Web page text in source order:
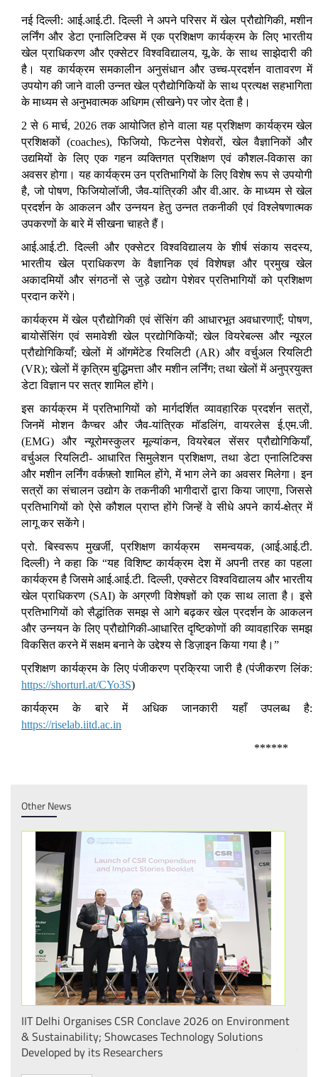
नई दिल्ली: आई.आई.टी. दिल्ली ने अपने परिसर में खेल प्रौद्योगिकी,मशीन
लर्निंग और डेटा एनालिटिक्स में एक प्रशिक्षण कार्यक्रम के लिए भारतीय
खेल प्राधिकरण और एक्सेटर विश्वविद्यालय,यू.के. के साथ साझेदारी की
है। यह कार्यक्रम समकालीन अनुसंधान और उच्च-प्रदर्शन वातावरण में
उपयोग की जाने वाली उन्नत खेल प्रौद्योगिकियों के साथ प्रत्यक्ष सहभागिता
के माध्यम से अनुभवात्मकअधिगम (सीखने)पर जोर देता है।
2 से 6 मार्च, 2026 तक आयोजित होने वाला यह प्रशिक्षण कार्यक्रम खेल
प्रशिक्षकों (coaches), फिजियो, फिटनेस पेशेवरों, खेल वैज्ञानिकों और
उद्यमियों के लिए एक गहन व्यक्तिगत प्रशिक्षण एवं कौशल-विकास का
अवसर होगा। यह कार्यक्रम उन प्रतिभागियों के लिए विशेष रूप से उपयोगी
है, जो पोषण, फिजियोलॉजी, जैव-यांत्रिकी और वी.आर. के माध्यम से खेल
प्रदर्शन के आकलन और उन्नयन हेतु उन्नत तकनीकी एवं विश्लेषणात्मक
उपकरणों के बारे में सीखना चाहते हैं।
आई.आई.टी. दिल्ली और एक्सेटर विश्वविद्यालय के शीर्ष संकाय सदस्य,
भारतीय खेल प्राधिकरण के वैज्ञानिक एवं विशेषज्ञ और प्रमुख खेल
अकादमियों और संगठनों से जुड़े उद्योग पेशेवर प्रतिभागियों को प्रशिक्षण
प्रदान करेंगे।
कार्यक्रम में खेल प्रौद्योगिकी एवं सेंसिंग की आधारभूत अवधारणाएँ; पोषण,
बायोसेंसिंग एवं समावेशी खेल प्रद्योगिकियों; खेल वियरेबल्स और न्यूरल
प्रौद्योगिकियाँ; खेलों में ऑगमेंटेड रियलिटी (AR) और वर्चुअल रियलिटी
(VR); खेलों में कृत्रिम बुद्धिमत्ता और मशीन लर्निंग; तथा खेलों में अनुप्रयुक्त
डेटा विज्ञान पर सत्र शामिल होंगे।
इस कार्यक्रम में प्रतिभागियों को मार्गदर्शित व्यावहारिक प्रदर्शन सत्रों,
जिनमें मोशन कैप्चर और जैव-यांत्रिक मॉडलिंग, वायरलेस ई.एम.जी.
(EMG) और न्यूरोमस्कुलर मूल्यांकन, वियरेबल सेंसर प्रौद्योगिकियाँ,
वर्चुअल रियलिटी- आधारित सिमुलेशन प्रशिक्षण, तथा डेटा एनालिटिक्स
और मशीन लर्निंग वर्कफ़्लो शामिल होंगे, में भाग लेने का अवसर मिलेगा। इन
सत्रों का संचालन उद्योग के तकनीकी भागीदारों द्वारा किया जाएगा, जिससे
प्रतिभागियों को ऐसे कौशल प्राप्त होंगे जिन्हें वे सीधे अपने कार्य-क्षेत्र में
लागू कर सकेंगे।
प्रो. बिस्वरूप मुखर्जी, प्रशिक्षण कार्यक्रम समन्वयक, (आई.आई.टी.
दिल्ली) ने कहा कि “यह विशिष्ट कार्यक्रम देश में अपनी तरह का पहला
कार्यक्रम है जिसमे आई.आई.टी. दिल्ली, एक्सेटर विश्वविद्यालय और भारतीय
खेल प्राधिकरण (SAI) के अग्रणी विशेषज्ञों को एक साथ लाता है। इसे
प्रतिभागियों को सैद्धांतिक समझ से आगे बढ़कर खेल प्रदर्शन के आकलन
और उन्नयन के लिए प्रौद्योगिकी-आधारित दृष्टिकोणों की व्यावहारिक समझ
विकसित करने में सक्षम बनाने के उद्देश्य से डिज़ाइन किया गया है।”
प्रशिक्षण कार्यक्रम के लिए पंजीकरण प्रक्रिया जारी है (पंजीकरण लिंक:
https://shorturl.at/CYo3S)
कार्यक्रम के बारे में अधिक जानकारी यहाँ उपलब्ध है:
https://riselab.iitd.ac.in
******
Other News
IIT Delhi Organises CSR Conclave 2026 on Environment
& Sustainability; Showcases Technology Solutions
Developed by its Researchers